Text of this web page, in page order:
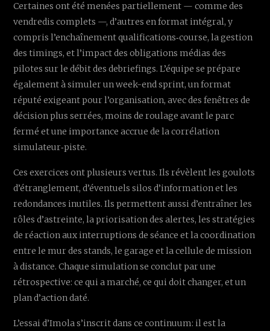
Certaines ont été menées partiellement — comme des
vendredis complets —, d’autres en format intégral, y
compris l’enchaînement qualifications‑course, la gestion
des timings, et l’impact des obligations médias des
pilotes sur le débit des debriefings. L’équipe se prépare
également à simuler un week-end sprint, un format
réputé exigeant pour l’organisation, avec des fenêtres de
décision plus serrées, moins de roulage avant le parc
fermé et une importance accrue de la corrélation
simulateur‑piste.
Ces exercices ont plusieurs vertus. Ils révèlent les goulots
d’étranglement, d’éventuels silos d’information et les
redondances inutiles. Ils permettent aussi d’entraîner les
rôles d’astreinte, la priorisation des alertes, les stratégies
de réaction aux interruptions de séance et la coordination
entre le mur des stands, le garage et la cellule de mission
à distance. Chaque simulation se conclut par une
rétrospective: ce qui a marché, ce qui doit changer, et un
plan d’action daté.
L’essai d’Imola s’inscrit dans ce continuum: il est la